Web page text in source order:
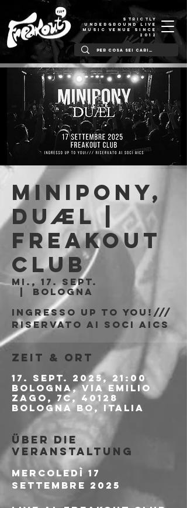
STRICTLY
UNDERGROUND LIVE
MUSIC VENUE SINCE
2012
MINIPONY,
DUÆL |
Freakout
Club
Mi., 17. Sept.
Bologna
Ingresso Up to You!///
riservato ai soci AICS
Zeit & Ort
17. Sept. 2025, 21:00
Bologna, Via Emilio
Zago, 7c, 40128
Bologna BO, Italia
Über die
Veranstaltung
Mercoledì 17
Settembre 2025